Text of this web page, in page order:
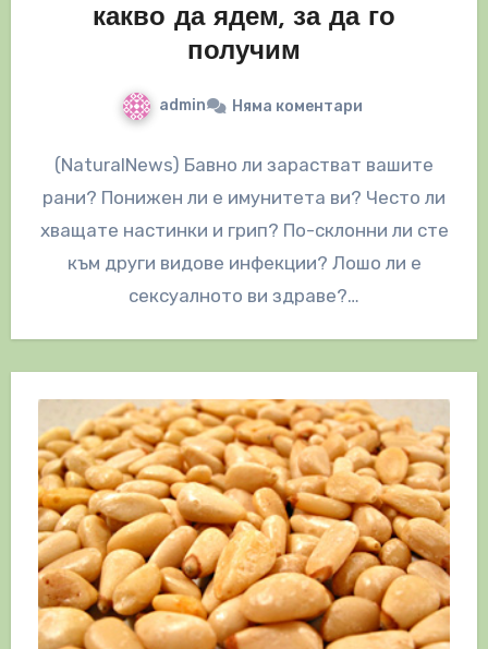
какво да ядем, за да го
получим
admin Няма коментари
(NaturalNews) Бавно ли зарастват вашите
рани? Понижен ли е имунитета ви? Често ли
хващате настинки и грип? По-склонни ли сте
към други видове инфекции? Лошо ли е
сексуалното ви здраве?…